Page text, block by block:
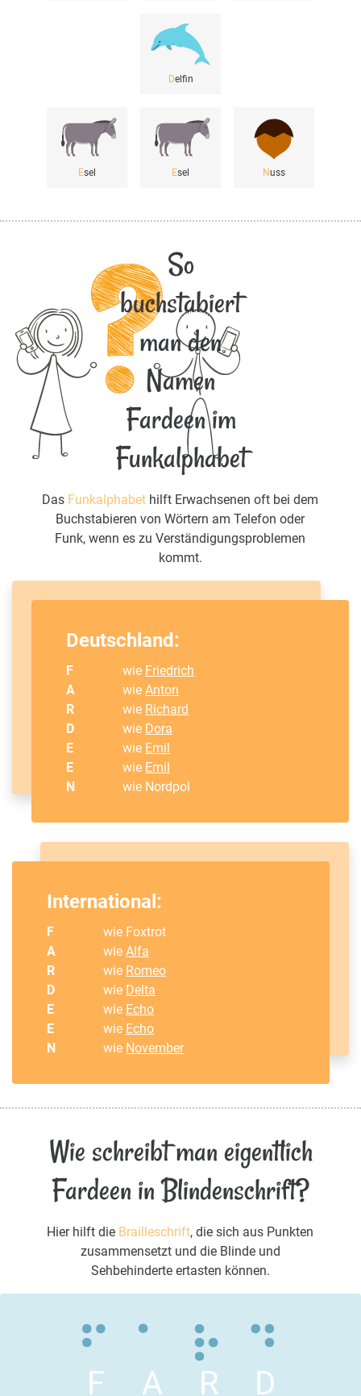
Delfin
Esel Esel Nuss
So
buchstabiert
man den
Namen
Fardeen im
Funkalphabet
Das Funkalphabet hilft Erwachsenen oft bei dem
Buchstabieren von Wörtern am Telefon oder
Funk, wenn es zu Verständigungsproblemen
kommt.
Deutschland:
F wie Friedrich
A
wieAnton
R
wie Richard
D
wie Dora
E
wie Emil
E
wie Emil
N
wie Nordpol
International:
F
wie Foxtrot
A
wieAlfa
R
wie Romeo
D
wie Delta
E
wie Echo
E
wie Echo
N
wie November
Wie schreibt man eigentlich
Fardeen in Blindenschrift?
Hier hilft die Brailleschrift, die sich aus Punkten
zusammensetzt und die Blinde und
Sehbehinderte ertasten können.
F A R D